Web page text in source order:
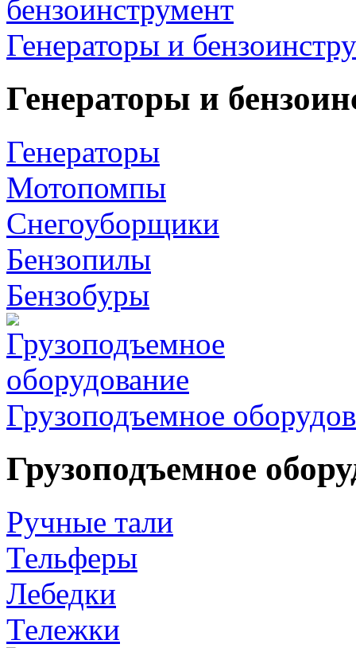
Генераторы и
Генераторы и
Генераторы
Мотопомпы
Снегоуборщики
Бензопилы
Бензобуры
Грузоподъемное
Грузоподъемное
Ручные тали
Тельферы
Лебедки
Тележки